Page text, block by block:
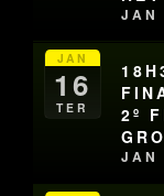
JAN
JAN
16
TER
2º
JAN